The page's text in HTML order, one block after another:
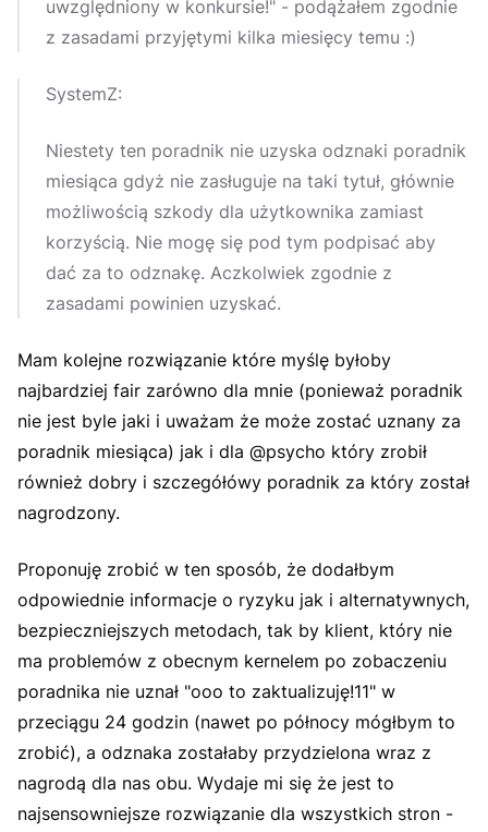
uwzględniony w konkursie!" - podążałem zgodnie
z zasadami przyjętymi kilka miesięcy temu :)
SystemZ:
Niestety ten poradnik nie uzyska odznaki poradnik
miesiąca gdyż nie zasługuje na taki tytuł, głównie
możliwością szkody dla użytkownika zamiast
korzyścią. Nie mogę się pod tym podpisać aby
dać za to odznakę. Aczkolwiek zgodnie z
zasadami powinien uzyskać.
Mam kolejne rozwiązanie które myślę byłoby
najbardziej fair zarówno dla mnie (ponieważ poradnik
nie jest byle jaki i uważam że może zostać uznany za
poradnik miesiąca) jak i dla @psycho który zrobił
również dobry i szczegółówy poradnik za który został
nagrodzony.
Proponuję zrobić w ten sposób, że dodałbym
odpowiednie informacje o ryzyku jak i alternatywnych,
bezpieczniejszych metodach, tak by klient, który nie
ma problemów z obecnym kernelem po zobaczeniu
poradnika nie uznał "ooo to zaktualizuję!11" w
przeciągu 24 godzin (nawet po północy mógłbym to
zrobić), a odznaka zostałaby przydzielona wraz z
nagrodą dla nas obu. Wydaje mi się że jest to
najsensowniejsze rozwiązanie dla wszystkich stron -